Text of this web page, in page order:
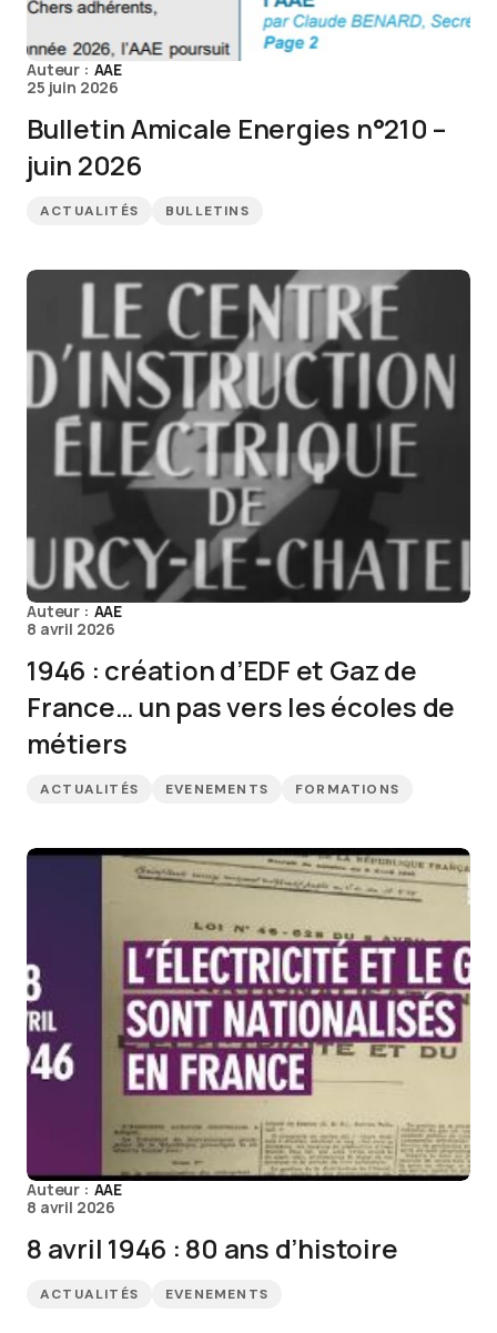
Auteur : AAE
25 juin 2026
Bulletin Amicale Energies n°210 –
juin 2026
ACTUALITÉS BULLETINS
Auteur : AAE
8 avril 2026
1946 : création d’EDF et Gaz de
France… un pas vers les écoles de
métiers
ACTUALITÉS EVENEMENTS FORMATIONS
Auteur : AAE
8 avril 2026
8 avril 1946 : 80 ans d’histoire
ACTUALITÉS EVENEMENTS